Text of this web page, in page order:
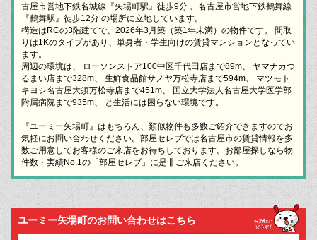
古屋市営地下鉄名城線『矢場町駅』徒歩9分 、名古屋市営地下鉄鶴舞線
『鶴舞駅』徒歩12分 の場所に立地しています。
構造はRCの3階建てで、2026年3月築（築1年未満）の物件です。 間取
りは1Kのタイプがあり、単身者・学生向けの賃貸マンションとなってい
ます。
周辺の環境は、 ローソンストア100中区千代田店まで89m、 ヤマナカつ
るまい店まで328m、 生鮮食品館サノヤ万松寺店まで594m、 マツモト
キヨシ名古屋大須万松寺店まで451m、 国立大学法人名古屋大学医学部
附属病院まで935m、 と生活には困らない環境です。
『ユーミー矢場町』はもちろん、類似物件も多数ご紹介できますのでお
気軽にお問い合わせください。部屋セレブでは名古屋市の賃貸情報を多
数ご用意してお客様のご来店をお待ちしております。お部屋探しなら物
件数・実績No.1の「部屋セレブ」に是非ご来店ください。
ユーミー矢場町のお問い合わせはこちら